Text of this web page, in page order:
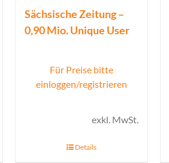
Sächsische Zeitung –
0,90 Mio. Unique User
Für Preise bitte
einloggen/registrieren
exkl. MwSt.
Details